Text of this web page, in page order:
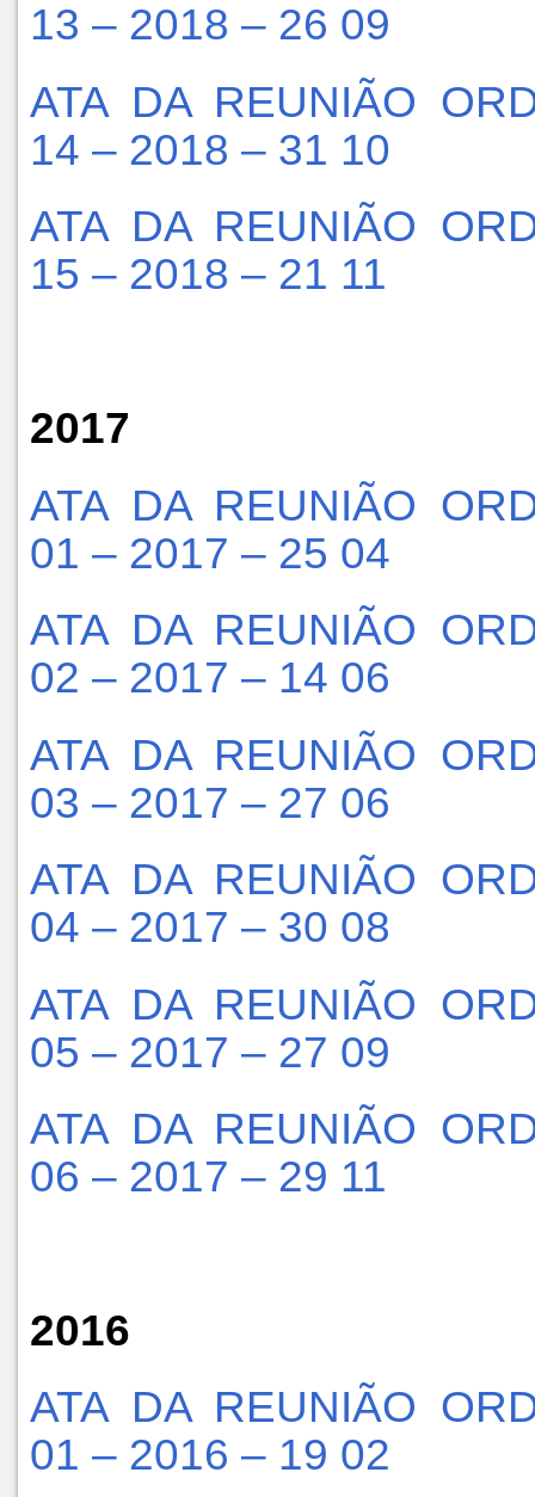
13 – 2018 – 26 09
ATA DA REUNIÃO
14 – 2018 – 31 10
ATA DA REUNIÃO
15 – 2018 – 21 11
2017
ATA DA REUNIÃO
01 – 2017 – 25 04
ATA DA REUNIÃO
02 – 2017 – 14 06
ATA DA REUNIÃO
03 – 2017 – 27 06
ATA DA REUNIÃO
04 – 2017 – 30 08
ATA DA REUNIÃO
05 – 2017 – 27 09
ATA DA REUNIÃO
06 – 2017 – 29 11
2016
ATA DA REUNIÃO
01 – 2016 – 19 02